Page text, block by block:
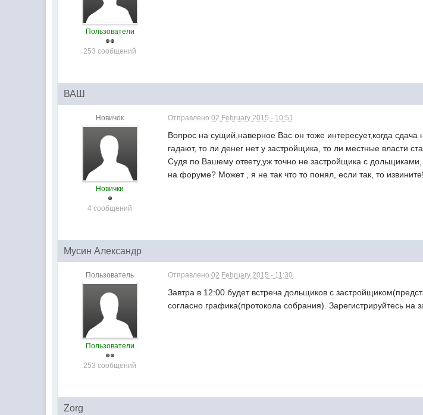
Пользователи
253 сообщений
ВАШ
Новичок
Новички
4 сообщений
Отправлено02 February 2015 - 10:51
Вопрос на сущий,наверное Вас он тоже интересует,когда
гадают, то ли денег нет у застройщика, то ли местные власти
Судя по Вашему ответу,уж точно не застройщика с дольщиками,
на форуме? Может , я не так что то понял, если так, то
Мусин Александр
Пользователь
Пользователи
253 сообщений
Отправлено02 February 2015 - 11:30
Завтра в 12:00 будет встреча дольщиков с
согласно графика(протокола собрания). Зарегистрируйтесь
Zorg